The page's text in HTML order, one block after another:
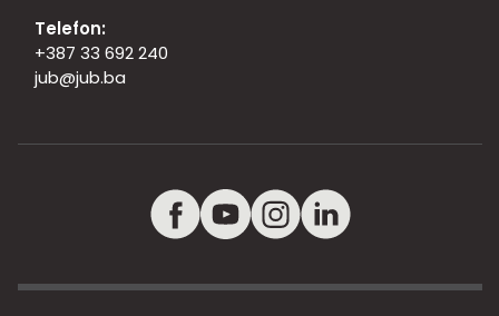
Telefon:
+387 33 692 240
jub@jub.ba